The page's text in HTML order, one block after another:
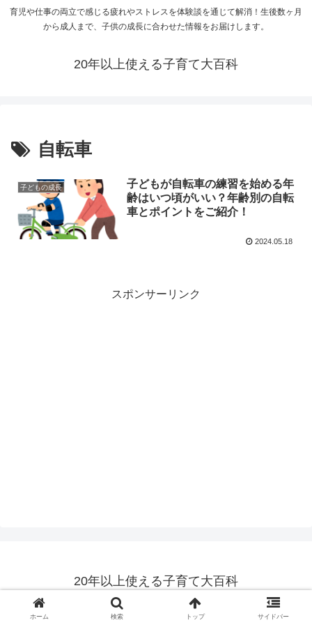
育児や仕事の両立で感じる疲れやストレスを体験談を通じて解消！生後数ヶ月
から成人まで、子供の成長に合わせた情報をお届けします。
20年以上使える子育て大百科
自転車
子どもの成長
子どもが自転車の練習を始める年
齢はいつ頃がいい？年齢別の自転
車とポイントをご紹介！
2024.05.18
スポンサーリンク
20年以上使える子育て大百科
© 2017 20年以上使える子育て大百科.
ホーム 検索 トップ サイドバー